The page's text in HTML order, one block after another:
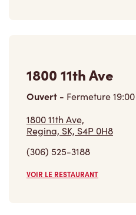
1800 11th Ave
Ouvert - Fermeture19:00
1800 11th Ave,
Regina, SK, S4P 0H8
(306) 525-3188
VOIR LE RESTAURANT